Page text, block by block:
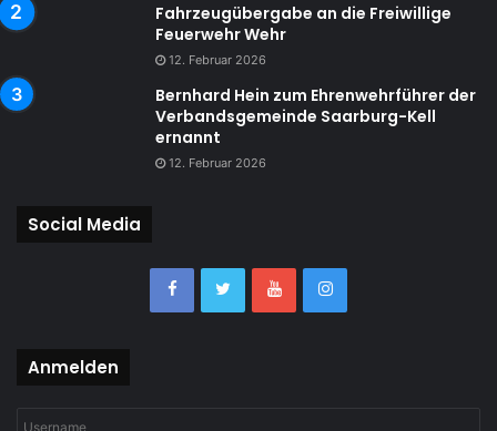
Fahrzeugübergabe an die Freiwillige
Feuerwehr Wehr
12. Februar 2026
Bernhard Hein zum Ehrenwehrführer der
Verbandsgemeinde Saarburg-Kell
ernannt
12. Februar 2026
Social Media
Anmelden